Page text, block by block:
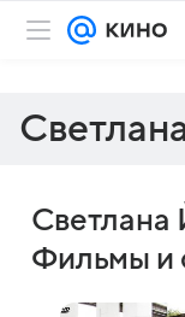
Светлана
Фильмы и